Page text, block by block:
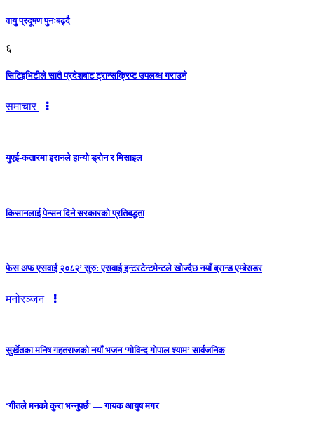
वायु प्रदूषण पुनःबढ्दै
६
सिटिइभिटीले सातै प्रदेशबाट ट्रान्सक्रिप्ट उपलब्ध गराउने
समाचार
युएई-कतारमा इरानले हान्यो ड्रोन र मिसाइल
किसानलाई पेन्सन दिने सरकारको प्रतिबद्धता
फेस अफ एसवाई २०८२’ सुरु: एसवाई इन्टरटेन्टमेन्टले खोज्दैछ नयाँ ब्रान्ड एम्बेसडर
मनोरञ्जन
सुर्खेतका मनिष गहतराजको नयाँ भजन ‘गोविन्द गोपाल श्याम’ सार्वजनिक
‘गीतले मनको कुरा भन्नुपर्छ’ — गायक आयुष मगर